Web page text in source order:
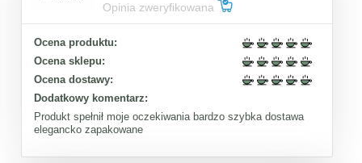
Opinia zweryfikowana
Ocena produktu:
Ocena sklepu:
Ocena dostawy:
Dodatkowy komentarz:
Produkt spełnił moje oczekiwania bardzo szybka dostawa
elegancko zapakowane